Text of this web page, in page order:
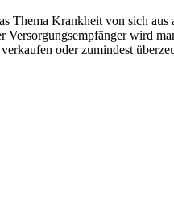
Thema Krankheit von sich
wird
oder zumindest